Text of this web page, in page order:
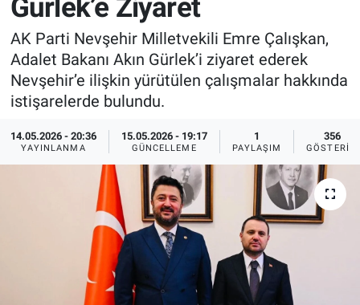
Gürlek’e Ziyaret
AK Parti Nevşehir Milletvekili Emre Çalışkan,
Adalet Bakanı Akın Gürlek’i ziyaret ederek
Nevşehir’e ilişkin yürütülen çalışmalar hakkında
istişarelerde bulundu.
14.05.2026 - 20:36
YAYINLANMA
15.05.2026 - 19:17
GÜNCELLEME
1
PAYLAŞIM
356
GÖSTERIM
Sağlık
Yerel
Genel
Asayiş
İlan - Duyuru- Mesaj
Türkiye Gündemi
Sizden Gelenler
Yaşam
İlan - Duyuru- Mesaj
Türkiye Gündemi
Sizden Gelenler